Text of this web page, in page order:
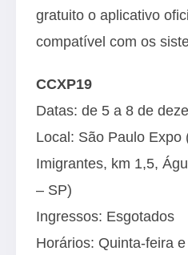
gratuito o aplicativo
compatível com os
CCXP19
Datas: de 5 a 8 de
Local: São Paulo Expo
Imigrantes, km 1,5,
– SP)
Ingressos: Esgotados
Horários: Quinta-feira